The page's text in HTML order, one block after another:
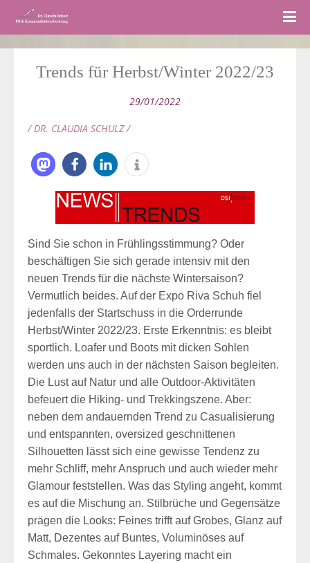
Trends für Herbst/Winter 2022/23
29/01/2022
/ DR. CLAUDIA SCHULZ /
Sind Sie schon in Frühlingsstimmung? Oder
beschäftigen Sie sich gerade intensiv mit den
neuen Trends für die nächste Wintersaison?
Vermutlich beides. Auf der Expo Riva Schuh fiel
jedenfalls der Startschuss in die Orderrunde
Herbst/Winter 2022/23. Erste Erkenntnis: es bleibt
sportlich. Loafer und Boots mit dicken Sohlen
werden uns auch in der nächsten Saison begleiten.
Die Lust auf Natur und alle Outdoor-Aktivitäten
befeuert die Hiking- und Trekkingszene. Aber:
neben dem andauernden Trend zu Casualisierung
und entspannten, oversized geschnittenen
Silhouetten lässt sich eine gewisse Tendenz zu
mehr Schliff, mehr Anspruch und auch wieder mehr
Glamour feststellen. Was das Styling angeht, kommt
es auf die Mischung an. Stilbrüche und Gegensätze
prägen die Looks: Feines trifft auf Grobes, Glanz auf
Matt, Dezentes auf Buntes, Voluminöses auf
Schmales. Gekonntes Layering macht ein